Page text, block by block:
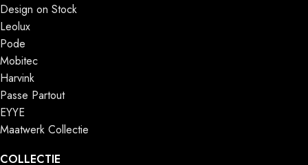
Design on Stock
Leolux
Pode
Mobitec
Harvink
Passe Partout
EYYE
Maatwerk Collectie
COLLECTIE